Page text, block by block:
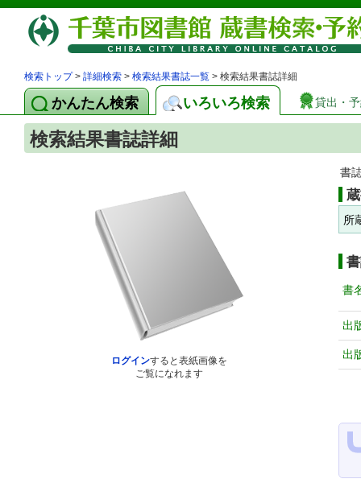
検索トップ> 詳細検索 > 検索結果書誌一覧 > 検索結果書誌詳細
かんたん検索 いろいろ検索 貸出・
検索結果書誌詳細
ログインすると表紙画像を
ご覧になれます
書
所
書
出
出